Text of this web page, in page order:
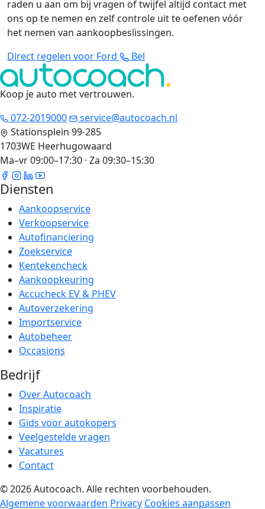
raden u aan om bij vragen of twijfel altijd contact met
ons op te nemen en zelf controle uit te oefenen vóór
het nemen van aankoopbeslissingen.
Direct regelen voor Ford
Bel
Koop je auto met vertrouwen.
072-2019000
service@autocoach.nl
Stationsplein 99-285
1703WE Heerhugowaard
Ma–vr 09:00–17:30 · Za 09:30–15:30
Diensten
Aankoopservice
Verkoopservice
Autofinanciering
Zoekservice
Kentekencheck
Aankoopkeuring
Accucheck EV & PHEV
Autoverzekering
Importservice
Autobeheer
Occasions
Bedrijf
Over Autocoach
Inspiratie
Gids voor autokopers
Veelgestelde vragen
Vacatures
Contact
© 2026 Autocoach. Alle rechten voorbehouden.
Algemene voorwaarden Privacy Cookies aanpassen